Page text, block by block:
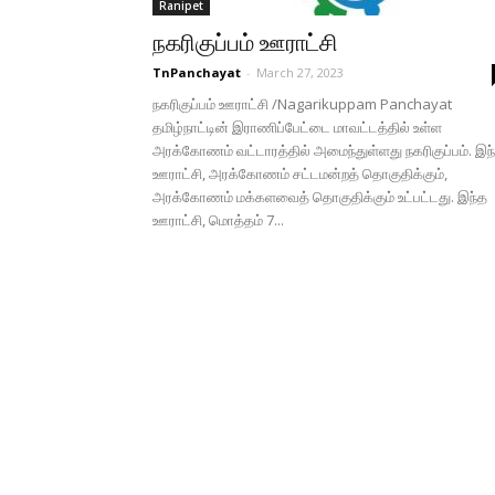
Ranipet
நகரிகுப்பம் ஊராட்சி
TnPanchayat - March 27, 2023
நகரிகுப்பம் ஊராட்சி /Nagarikuppam Panchayat
தமிழ்நாட்டின் இராணிப்பேட்டை மாவட்டத்தில் உள்ள
அரக்கோணம் வட்டாரத்தில் அமைந்துள்ளது நகரிகுப்பம்.
ஊராட்சி, அரக்கோணம் சட்டமன்றத் தொகுதிக்கும்,
அரக்கோணம் மக்களவைத் தொகுதிக்கும் உட்பட்டது. இந்த
ஊராட்சி, மொத்தம் 7...